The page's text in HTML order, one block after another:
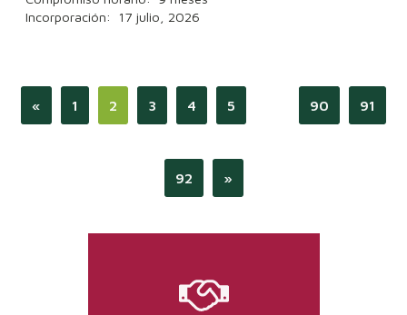
Incorporación: 17 julio, 2026
« 1 2 3 4 5 90 91
92 »